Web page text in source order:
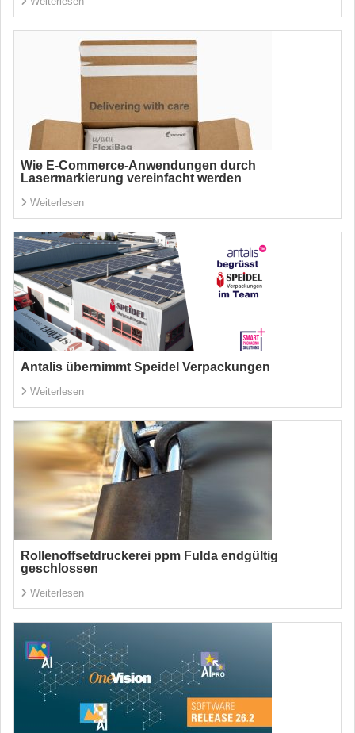
Wie E-Commerce-Anwendungen durch
Lasermarkierung vereinfacht werden
Weiterlesen
Antalis übernimmt Speidel Verpackungen
Weiterlesen
Rollenoffsetdruckerei ppm Fulda endgültig
geschlossen
Weiterlesen